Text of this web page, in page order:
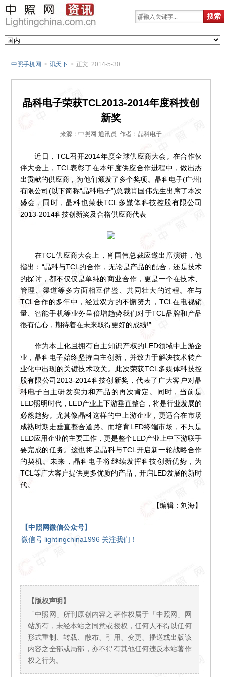
中照手机网 > 讯天下 > 正文 2014-5-30
晶科电子荣获TCL2013-2014年度科技创
新奖
来源：中照网-通讯员 作者：晶科电子
近日，TCL召开2014年度全球供应商大会。在合作伙
伴大会上，TCL表彰了在本年度供应合作进程中，做出杰
出贡献的供应商，为他们颁发了多个奖项。晶科电子(广州)
有限公司(以下简称“晶科电子”)总裁肖国伟先生出席了本次
盛会，同时，晶科也荣获TCL多媒体科技控股有限公司
2013-2014科技创新奖及合格供应商代表
在TCL供应商大会上，肖国伟总裁应邀出席演讲，他
指出：“晶科与TCL的合作，无论是产品的配合，还是技术
的探讨，都不仅仅是单纯的商业合作，更是一个在技术、
管理、渠道等多方面相互借鉴、共同壮大的过程。在与
TCL合作的多年中，经过双方的不懈努力，TCL在电视销
量、智能手机等业务呈倍增趋势我们对于TCL品牌和产品
很有信心，期待着在未来取得更好的成绩!”
作为本土化且拥有自主知识产权的LED领域中上游企
业，晶科电子始终坚持自主创新，并致力于解决技术转产
业化中出现的关键技术攻关。此次荣获TCL多媒体科技控
股有限公司2013-2014科技创新奖，代表了广大客户对晶
科电子自主研发实力和产品的再次肯定。同时，当前是
LED照明时代，LED产业上下游垂直整合，将是行业发展的
必然趋势。尤其像晶科这样的中上游企业，更适合在市场
成熟时期走垂直整合道路。而培育LED终端市场，不只是
LED应用企业的主要工作，更是整个LED产业上中下游联手
要完成的任务。这也将是晶科与TCL开启新一轮战略合作
的契机。未来，晶科电子将继续发挥科技创新优势，为
TCL等广大客户提供更多优质的产品，开启LED发展的新时
代。
【编辑：刘海】
【中照网微信公众号】
微信号 lightingchina1996 关注我们！
【版权声明】
「中照网」所刊原创内容之著作权属于「中照网」网
站所有，未经本站之同意或授权，任何人不得以任何
形式重制、转载、散布、引用、变更、播送或出版该
内容之全部或局部，亦不得有其他任何违反本站著作
权之行为。